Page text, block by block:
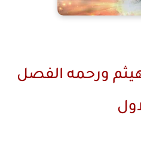
ورحمه الفصل